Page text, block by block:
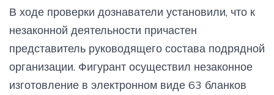
В ходе проверки дознаватели установили, что к
незаконной деятельности причастен
представитель руководящего состава подрядной
организации. Фигурант осуществил незаконное
изготовление в электронном виде 63 бланков